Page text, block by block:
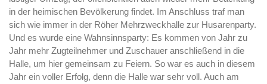
in der heimischen Bevölkerung findet. Im Anschluss traf man
sich wie immer in der Röher Mehrzweckhalle zur Husarenparty.
Und es wurde eine Wahnsinnsparty: Es kommen von Jahr zu
Jahr mehr Zugteilnehmer und Zuschauer anschließend in die
Halle, um hier gemeinsam zu Feiern. So war es auch in diesem
Jahr ein voller Erfolg, denn die Halle war sehr voll. Auch am